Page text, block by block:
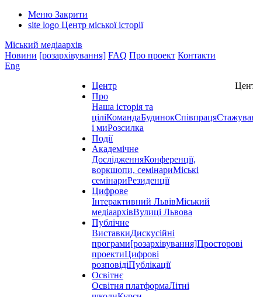
Меню Закрити
site logo Центр міської історії
Міський медіаархів
Новини [розархівування] FAQ Про проект Контакти
Eng
Центр
Про
Наша історія та
ціліКомандаБудинокСпівпраця
і миРозсилка
Події
Академічне
ДослідженняКонференції,
воркшопи, семінариМіські
семінариРезиденції
Цифрове
Інтерактивний ЛьвівМіський
медіаархівВулиці Львова
Публічне
ВиставкиДискусійні
програми[розархівування]Просторові
проектиЦифрові
розповідіПублікації
Освітнє
Освітня платформаЛітні